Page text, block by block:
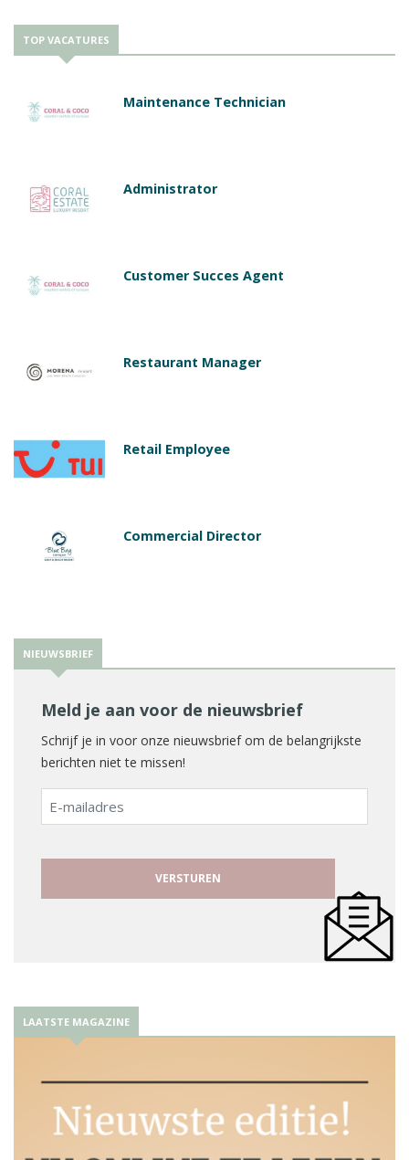
TOP VACATURES
Maintenance Technician
Administrator
Customer Succes Agent
Restaurant Manager
Retail Employee
Commercial Director
NIEUWSBRIEF
Meld je aan voor de nieuwsbrief
Schrijf je in voor onze nieuwsbrief om de belangrijkste
berichten niet te missen!
E-
mailadres
LAATSTE MAGAZINE